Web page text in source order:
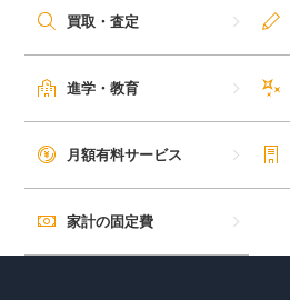
買取・査定
進学・教育
月額有料サービス
家計の固定費